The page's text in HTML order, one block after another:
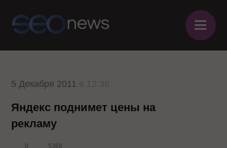
≡
5 Декабря 2011
Яндекс поднимет цены на
рекламу
0 5368